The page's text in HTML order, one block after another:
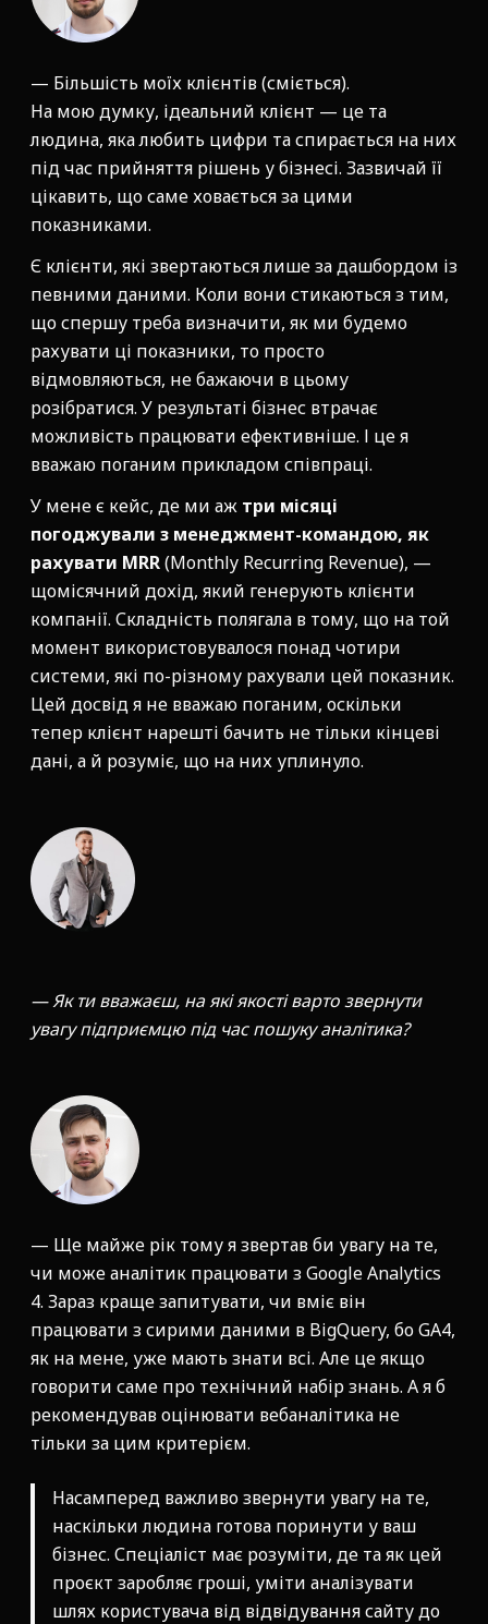
— Більшість моїх клієнтів (сміється).
На мою думку, ідеальний клієнт — це та
людина, яка любить цифри та спирається на них
під час прийняття рішень у бізнесі. Зазвичай її
цікавить, що саме ховається за цими
показниками.
Є клієнти, які звертаються лише за дашбордом із
певними даними. Коли вони стикаються з тим,
що спершу треба визначити, як ми будемо
рахувати ці показники, то просто
відмовляються, не бажаючи в цьому
розібратися. У результаті бізнес втрачає
можливість працювати ефективніше. І це я
вважаю поганим прикладом співпраці.
У мене є кейс, де ми аж три місяці
погоджували з менеджмент-командою, як
рахувати MRR(Monthly Recurring Revenue), —
щомісячний дохід, який генерують клієнти
компанії. Складність полягала в тому, що на той
момент використовувалося понад чотири
системи, які по-різному рахували цей показник.
Цей досвід я не вважаю поганим, оскільки
тепер клієнт нарешті бачить не тільки кінцеві
дані, а й розуміє, що на них уплинуло.
— Як ти вважаєш, на які якості варто звернути
увагу підприємцю під час пошуку аналітика?
— Ще майже рік тому я звертав би увагу на те,
чи може аналітик працювати з Google Analytics
4. Зараз краще запитувати, чи вміє він
працювати з сирими даними в BigQuery, бо GA4,
як на мене, уже мають знати всі. Але це якщо
говорити саме про технічний набір знань. А я б
рекомендував оцінювати вебаналітика не
тільки за цим критерієм.
Насамперед важливо звернути увагу на те,
наскільки людина готова поринути у ваш
бізнес. Спеціаліст має розуміти, де та як цей
проєкт заробляє гроші, уміти аналізувати
шлях користувача від відвідування сайту до